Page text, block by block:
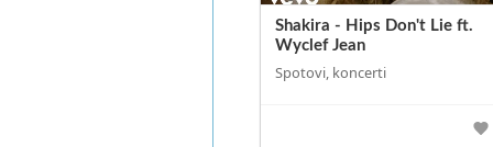
Shakira - Hips Don't Lie ft.
Wyclef Jean
Spotovi, koncerti